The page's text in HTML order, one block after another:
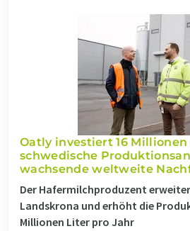
Oatly investiert 16
schwedische
wachsende weltweite
Der Hafermilchproduzent
Landskrona und erhöht die
Millionen Liter pro Jahr